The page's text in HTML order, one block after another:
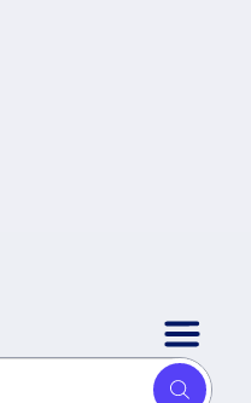
00-1599-00-0 - Negro,
VA, 700 W